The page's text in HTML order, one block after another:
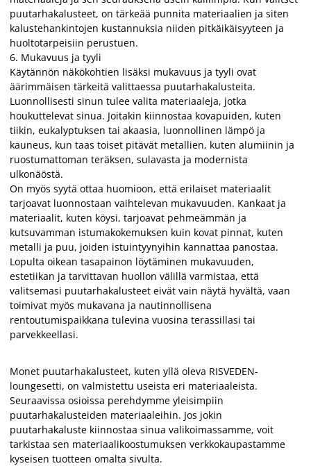
puutarhakalusteet, on tärkeää punnita materiaalien ja siten
kalustehankintojen kustannuksia niiden pitkäikäisyyteen ja
huoltotarpeisiin perustuen.
6. Mukavuus ja tyyli
Käytännön näkökohtien lisäksi mukavuus ja tyyli ovat
äärimmäisen tärkeitä valittaessa puutarhakalusteita.
Luonnollisesti sinun tulee valita materiaaleja, jotka
houkuttelevat sinua. Joitakin kiinnostaa kovapuiden, kuten
tiikin, eukalyptuksen tai akaasia, luonnollinen lämpö ja
kauneus, kun taas toiset pitävät metallien, kuten alumiinin ja
ruostumattoman teräksen, sulavasta ja modernista
ulkonäöstä.
On myös syytä ottaa huomioon, että erilaiset materiaalit
tarjoavat luonnostaan vaihtelevan mukavuuden. Kankaat ja
materiaalit, kuten köysi, tarjoavat pehmeämmän ja
kutsuvamman istumakokemuksen kuin kovat pinnat, kuten
metalli ja puu, joiden istuintyynyihin kannattaa panostaa.
Lopulta oikean tasapainon löytäminen mukavuuden,
estetiikan ja tarvittavan huollon välillä varmistaa, että
valitsemasi puutarhakalusteet eivät vain näytä hyvältä, vaan
toimivat myös mukavana ja nautinnollisena
rentoutumispaikkana tulevina vuosina terassillasi tai
parvekkeellasi.
Monet puutarhakalusteet, kuten yllä oleva RISVEDEN-
loungesetti, on valmistettu useista eri materiaaleista.
Seuraavissa osioissa perehdymme yleisimpiin
puutarhakalusteiden materiaaleihin. Jos jokin
puutarhakaluste kiinnostaa sinua valikoimassamme, voit
tarkistaa sen materiaalikoostumuksen verkkokaupastamme
kyseisen tuotteen omalta sivulta.